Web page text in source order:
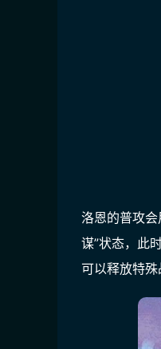
洛恩的普攻
谋”状态，此
可以释放特殊